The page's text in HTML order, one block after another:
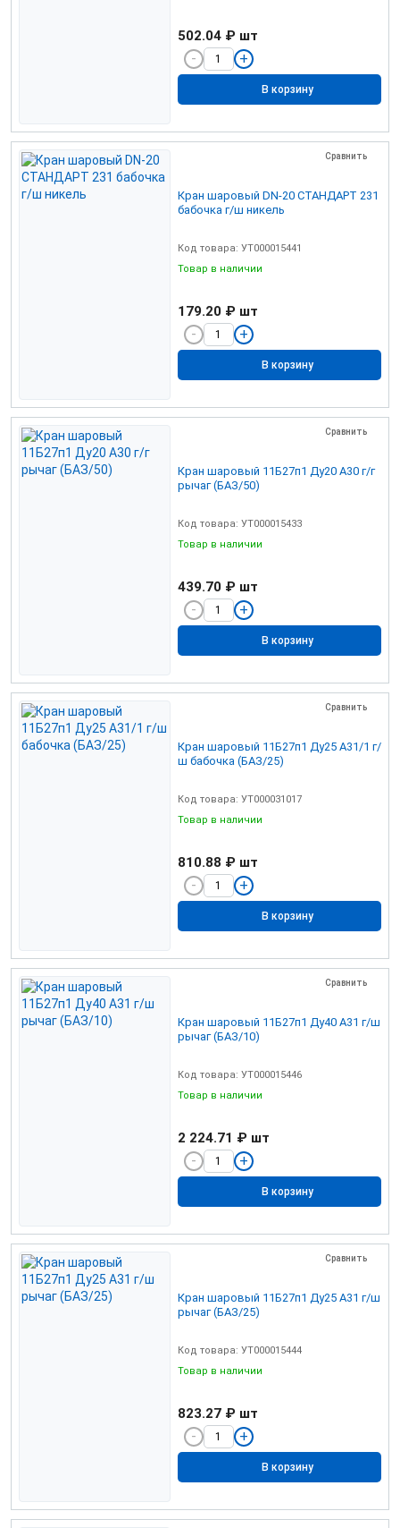
502.04 ₽ шт
В корзину
Сравнить
Кран шаровый DN-20 СТАНДАРТ 231
бабочка г/ш никель
Код товара: УТ000015441
Товар в наличии
179.20 ₽ шт
В корзину
Сравнить
Кран шаровый 11Б27п1 Ду20 А30 г/г
рычаг (БАЗ/50)
Код товара: УТ000015433
Товар в наличии
439.70 ₽ шт
В корзину
Сравнить
Кран шаровый 11Б27п1 Ду25 А31/1 г/
ш бабочка (БАЗ/25)
Код товара: УТ000031017
Товар в наличии
810.88 ₽ шт
В корзину
Сравнить
Кран шаровый 11Б27п1 Ду40 А31 г/ш
рычаг (БАЗ/10)
Код товара: УТ000015446
Товар в наличии
2 224.71 ₽ шт
В корзину
Сравнить
Кран шаровый 11Б27п1 Ду25 А31 г/ш
рычаг (БАЗ/25)
Код товара: УТ000015444
Товар в наличии
823.27 ₽ шт
В корзину